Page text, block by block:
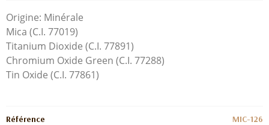
Origine: Minérale
Mica (C.I. 77019)
Titanium Dioxide (C.I. 77891)
Chromium Oxide Green (C.I. 77288)
Tin Oxide (C.I. 77861)
Référence MIC-126